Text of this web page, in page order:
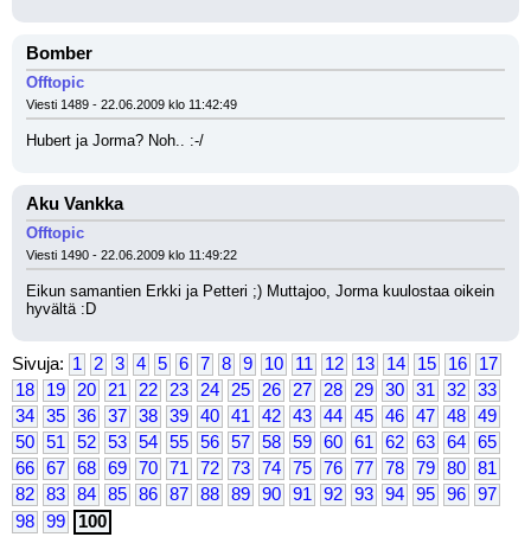
Bomber
Offtopic
Viesti 1489 - 22.06.2009 klo 11:42:49
Hubert ja Jorma? Noh.. :-/
Aku Vankka
Offtopic
Viesti 1490 - 22.06.2009 klo 11:49:22
Eikun samantien Erkki ja Petteri ;) Muttajoo, Jorma kuulostaa oikein
hyvältä :D
Sivuja: 1 2 3 4 5 6 7 8 9 10 11 12 13 14 15 16
17
18
19 20 21 22 23 24 25 26 27 28 29 30 31 32
33
34
35 36 37 38 39 40 41 42 43 44 45 46 47 48
49
50
51 52 53 54 55 56 57 58 59 60 61 62 63 64
65
66
67 68 69 70 71 72 73 74 75 76 77 78 79 80
81
82
83 84 85 86 87 88 89 90 91 92 93 94 95 96
97
98
99 100